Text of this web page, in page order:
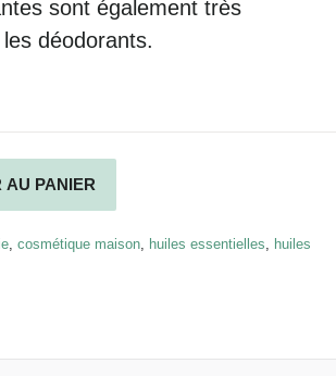
sont également très
déodorants.
AU PANIER
, cosmétique maison, huiles essentielles, huiles